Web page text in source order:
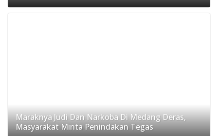
Maraknya Judi Dan Narkoba Di Medang Deras,
Masyarakat Minta Penindakan Tegas